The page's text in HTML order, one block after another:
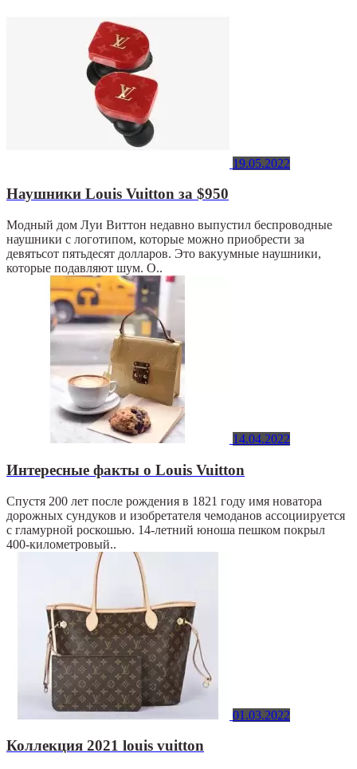
19.05.2022
Наушники Louis Vuitton за $950
Модный дом Луи Виттон недавно выпустил беспроводные
наушники с логотипом, которые можно приобрести за
девятьсот пятьдесят долларов. Это вакуумные наушники,
которые подавляют шум. О..
14.04.2022
Интересные факты о Louis Vuitton
Спустя 200 лет после рождения в 1821 году имя новатора
дорожных сундуков и изобретателя чемоданов ассоциируется
с гламурной роскошью. 14-летний юноша пешком покрыл
400-километровый..
01.03.2022
Коллекция 2021 louis vuitton